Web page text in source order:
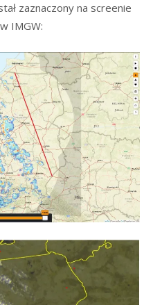
zaznaczony na screenie
IMGW: